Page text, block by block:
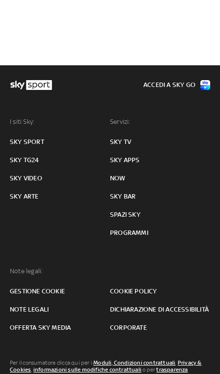
I siti Sky:
SKY SPORT
SKY TG24
SKY VIDEO
SKY ARTE
Servizi:
SKY TV
SKY APPS
NOW
SKY BAR
SPAZI SKY
PROGRAMMI
Note legali:
GESTIONE COOKIE COOKIE POLICY
NOTE LEGALI DICHIARAZIONE DI ACCESSIBILITÀ
OFFERTA SKY MEDIA CORPORATE
ACCEDI A SKY GO
Per il consumatore clicca qui per iModuli, Condizioni contrattuali Privacy &
Cookies informazioni sulle modifiche contrattuali o pertrasparenza